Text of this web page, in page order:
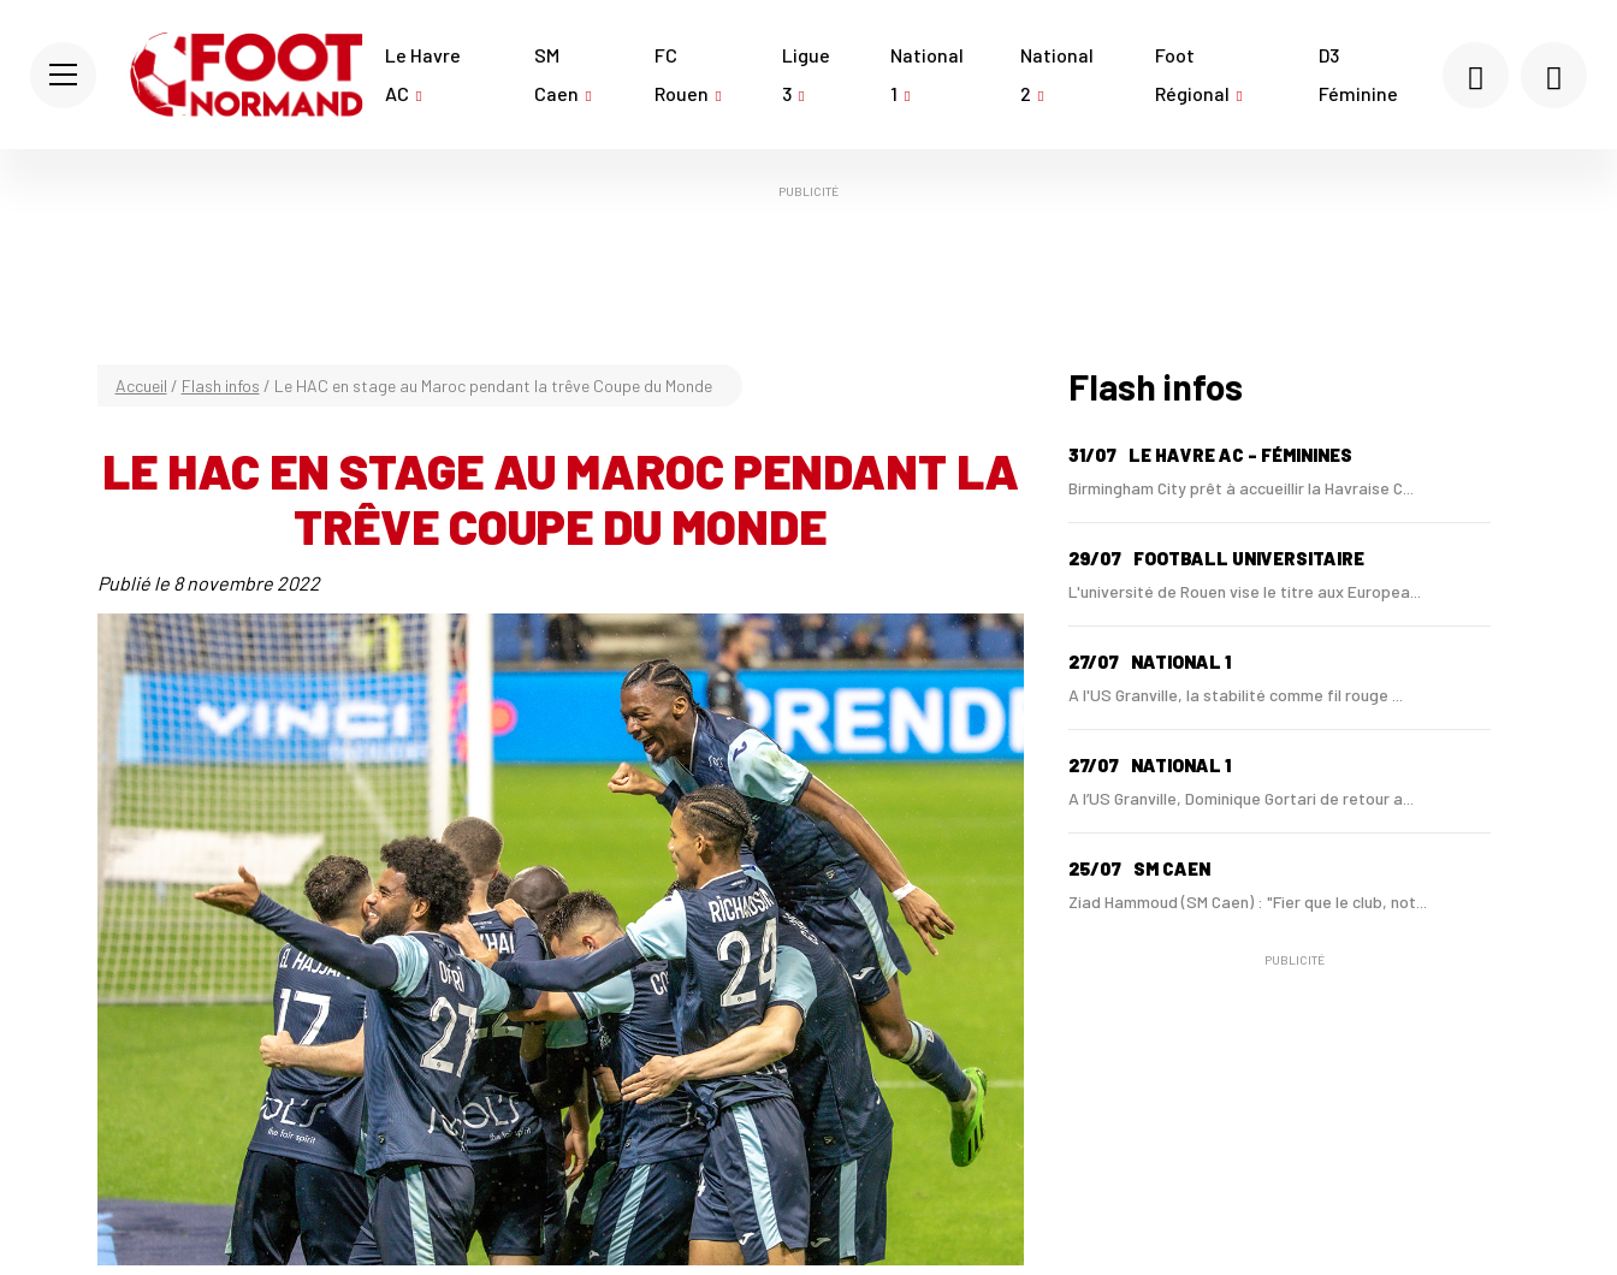
Le Havre
AC
SM
Caen
FC
Rouen
Ligue
3
National
1
National
2
Foot
Régional
D3
Féminine
PUBLICITÉ
Accueil / Flash infos / Le HAC en stage au Maroc pendant la trêve Coupe du Monde
LE HAC EN STAGE AU MAROC PENDANT LA
TRÊVE COUPE DU MONDE
Publié le 8 novembre 2022
Flash infos
31/07 LE HAVRE AC - FÉMININES
Birmingham City prêt à accueillir la Havraise C...
29/07 FOOTBALL UNIVERSITAIRE
L'université de Rouen vise le titre aux Europea...
27/07 NATIONAL 1
A l'US Granville, la stabilité comme fil rouge ...
27/07 NATIONAL 1
A l’US Granville, Dominique Gortari de retour a...
25/07 SM CAEN
Ziad Hammoud (SM Caen) : "Fier que le club, not...
SM CAEN - MERCATO
PUBLICITÉ